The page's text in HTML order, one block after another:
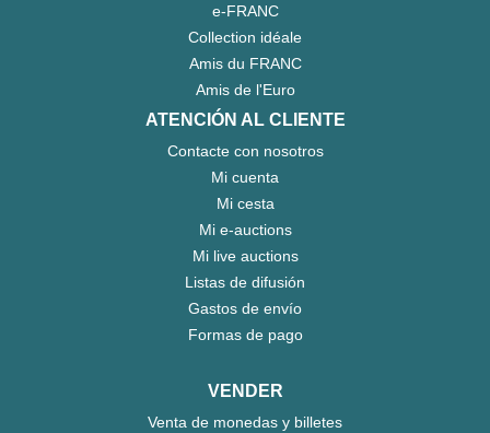
e-FRANC
Collection idéale
Amis du FRANC
Amis de l'Euro
ATENCIÓN AL CLIENTE
Contacte con nosotros
Mi cuenta
Mi cesta
Mi e-auctions
Mi live auctions
Listas de difusión
Gastos de envío
Formas de pago
VENDER
Venta de monedas y billetes